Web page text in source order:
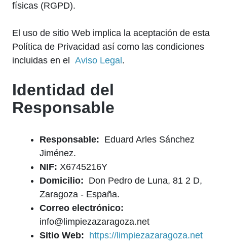
físicas (RGPD).
El uso de sitio Web implica la aceptación de esta
Política de Privacidad así como las condiciones
incluidas en el Aviso Legal .
Identidad del
Responsable
Responsable: Eduard Arles Sánchez
Jiménez.
NIF: X6745216Y
Domicilio: Don Pedro de Luna, 81 2 D,
Zaragoza - España.
Correo electrónico:
info@limpiezazaragoza.net
Sitio Web:
https://limpiezazaragoza.net